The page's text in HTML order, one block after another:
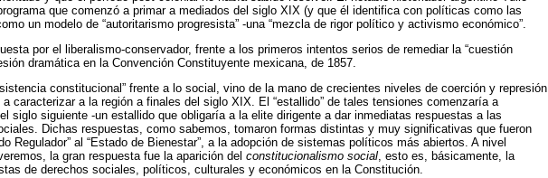
que comenzó a primar a mediados del siglo XIX (y que él identifica con políticas como las
un modelo de “autoritarismo progresista” -una “mezcla de rigor político y activismo económico”.
por el liberalismo-conservador, frente a los primeros intentos serios de remediar la “cuestión
dramática en la Convención Constituyente mexicana, de 1857.
constitucional” frente a lo social, vino de la mano de crecientes niveles de coerción y represión
caracterizar a la región a finales del siglo XIX. El “estallido” de tales tensiones comenzaría a
siglo siguiente -un estallido que obligaría a la elite dirigente a dar inmediatas respuestas a las
Dichas respuestas, como sabemos, tomaron formas distintas y muy significativas que fueron
Regulador” al “Estado de Bienestar”, a la adopción de sistemas políticos más abiertos. A nivel
la gran respuesta fue la aparición del constitucionalismo social, esto es, básicamente, la
de derechos sociales, políticos, culturales y económicos en la Constitución.